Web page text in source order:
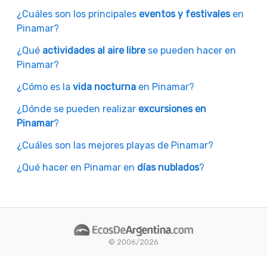
¿Cuáles son los principales eventos y festivalesen
Pinamar?
¿Qué actividades al aire librese pueden hacer en
Pinamar?
¿Cómo es la vida nocturna en Pinamar?
¿Dónde se pueden realizar excursiones en
Pinamar?
¿Cuáles son las mejores playas de Pinamar?
¿Qué hacer en Pinamar en días nublados?
© 2006/2026